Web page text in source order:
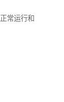
常运行和